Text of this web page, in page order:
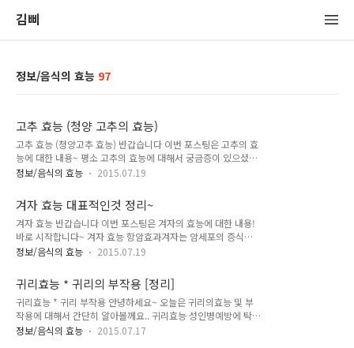
김삐
정보/음식의 효능 97
고추 효능 (청양 고추의 효능)
고추 효능 (청양고추 효능) 반갑습니다 이번 포스팅은 고추의 효
능에 대한 내용~ 평소 고추의 효능에 대해서 궁금증이 있으셨다
면 한번 읽어보시길.. 고추효능 * 청양고추 효능 감기에 걸렸을
고 합니다고추에는 귤의 9배나 되는 비타민C가 풍부하게 함유
되어 있을 뿐만 아니라인체의 발열을 도와주고 신진대사를 활발
하게 하기때문에감기를 예방하고 치료하는데 도움이 된다고 합
니다 고추에 풍부한 비타민C는 피로회복에 좋으며고추의 매운
맛은 위산의 분비를 촉진하고 식욕을 돋구기 때문에 평소 기력이
니다 고추가 매운맛이 나는것은 '캡사이신'이라는 성분이 함유되
어 있기 때문인데..이 성분이 암세포의 성장을 억제시..
정보/음식의 효능 2015.07.19
겨자 효능 대표적인것 정리~
겨자 효능 반갑습니다 이번 포스팅은 겨자의 효능에 대한 내용!
바로 시작합니다~ 겨자 효능 항암효과겨자는 암세포의 증식을
막아준다는 연구결과가 있다고 합니다 통증완화겨자는 상처에
통,견비통 등이 주 대상이 된다고 합니다 응혈제거겨자는 혈액순
환에도 좋다고 합니다가슴에 응혈이 뭉쳐있다면 겨자를 바르면
풀어지는 효과를 볼수있다고 합니다 폐강화겨자는 폐기능 강화
효과가 있어서 기관지 질환에도 좋다고 합니다 겨자의 주성분
은..탄수화물 22%단백질 5%비타민 B1 0.70mg비타민 B2
정보/음식의 효능 2015.07.19
귀리효능 * 귀리의 부작용 [정리]
귀리효능 * 귀리 부작용 안녕하세요~ 오늘은 귀리의효능 및 부
작용에 대해서 간단히 알아볼께요.. 귀리효능 성인병예방에 탁월
귀리를 꾸준하게 섭취하시면 혈액순환에 좋다고 합니다.대부분
정보/음식의 효능 2015.07.17